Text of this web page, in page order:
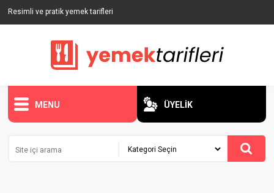
Resimli ve pratik yemek tarifleri
MENU ÜYELİK